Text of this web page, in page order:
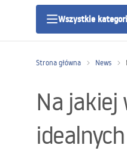
Wszystkie
Kategorie
Strona główna News
Na jakiej